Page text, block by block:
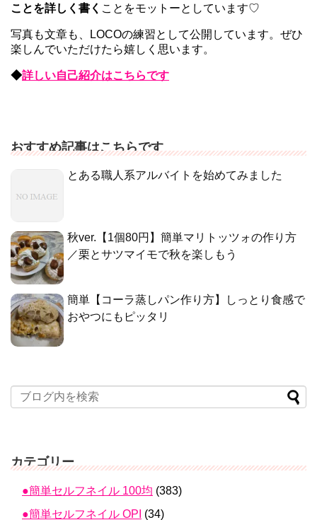
ことを詳しく書く ことをモットーとしています♡
写真も文章も、LOCOの練習として公開しています。ぜひ
楽しんでいただけたら嬉しく思います。
◆詳しい自己紹介はこちらです
おすすめ記事はこちらです
とある職人系アルバイトを始めてみました
秋ver.【1個80円】簡単マリトッツォの作り方
／栗とサツマイモで秋を楽しもう
簡単【コーラ蒸しパン作り方】しっとり食感で
おやつにもピッタリ
カテゴリー
●簡単セルフネイル 100均 (383)
●簡単セルフネイル OPI (34)